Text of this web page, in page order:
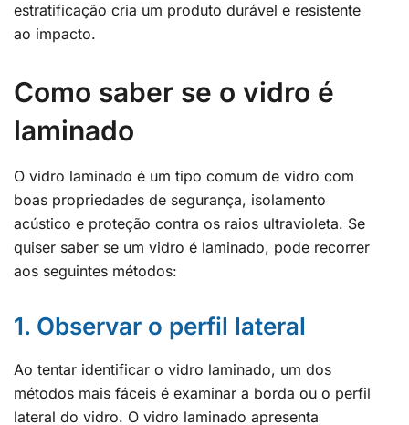
estratificação cria um produto durável e resistente
ao impacto.
Como saber se o vidro é
laminado
O vidro laminado é um tipo comum de vidro com
boas propriedades de segurança, isolamento
acústico e proteção contra os raios ultravioleta. Se
quiser saber se um vidro é laminado, pode recorrer
aos seguintes métodos:
1. Observar o perfil lateral
Ao tentar identificar o vidro laminado, um dos
métodos mais fáceis é examinar a borda ou o perfil
lateral do vidro. O vidro laminado apresenta